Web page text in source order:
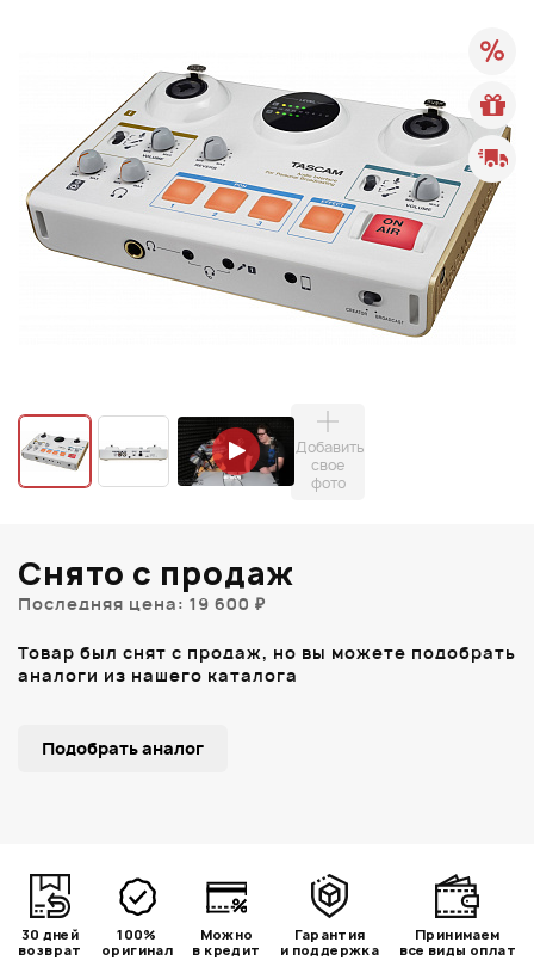
Добавить
свое
фото
Снято с продаж
Последняя цена: 19 600 ₽
Товар был снят с продаж, но вы можете подобрать
аналоги из нашего каталога
Подобрать аналог
30 дней
возврат
100%
оригинал
Можно
в кредит
Гарантия
и поддержка
Принимаем
все виды оплат